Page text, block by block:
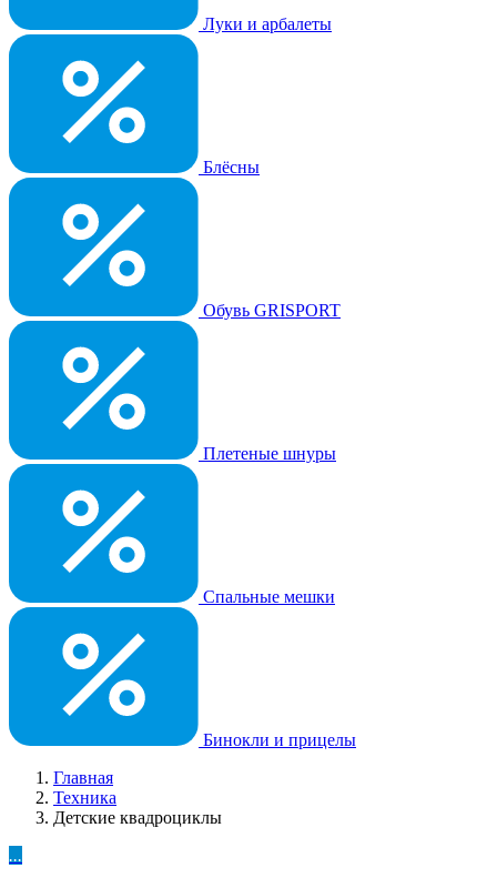
Луки и арбалеты
Блёсны
Обувь GRISPORT
Плетеные шнуры
Спальные мешки
Бинокли и прицелы
Главная
Техника
Детские квадроциклы
...